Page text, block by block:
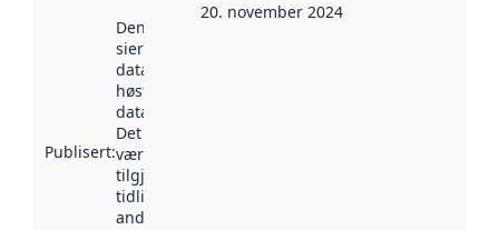
Publisert:
Denne datoen
sier når
datasettet ble
høstet av
data.norge.no.
Det kan ha
vært
tilgjengelig
tidligere
andre steder.
20. november 2024